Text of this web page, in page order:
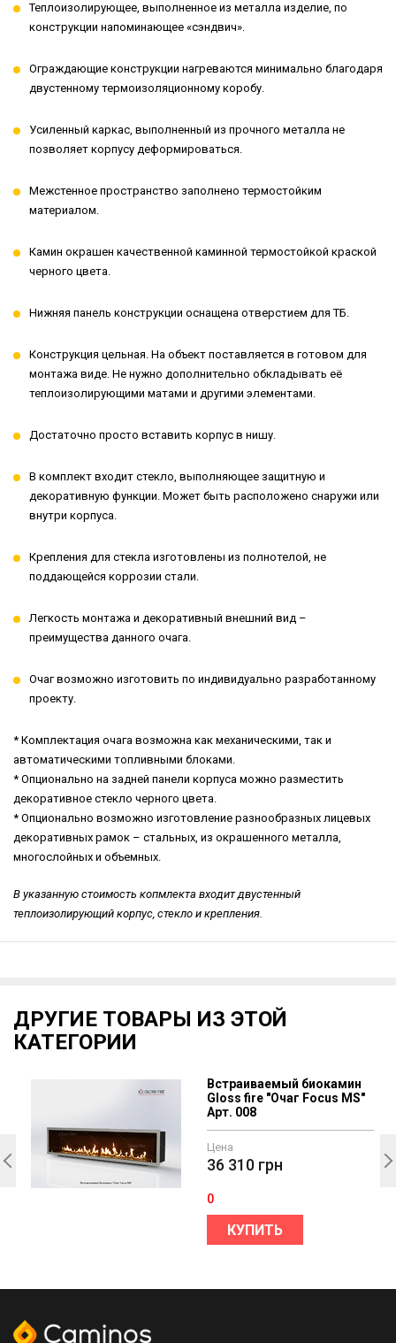
Теплоизолирующее, выполненное из металла изделие, по
конструкции напоминающее «сэндвич».
Ограждающие конструкции нагреваются минимально благодаря
двустенному термоизоляционному коробу.
Усиленный каркас, выполненный из прочного металла не
позволяет корпусу деформироваться.
Межстенное пространство заполнено термостойким
материалом.
Камин окрашен качественной каминной термостойкой краской
черного цвета.
Нижняя панель конструкции оснащена отверстием для ТБ.
Конструкция цельная. На объект поставляется в готовом для
монтажа виде. Не нужно дополнительно обкладывать её
теплоизолирующими матами и другими элементами.
Достаточно просто вставить корпус в нишу.
В комплект входит стекло, выполняющее защитную и
декоративную функции. Может быть расположено снаружи или
внутри корпуса.
Крепления для стекла изготовлены из полнотелой, не
поддающейся коррозии стали.
Легкость монтажа и декоративный внешний вид –
преимущества данного очага.
Очаг возможно изготовить по индивидуально разработанному
проекту.
* Комплектация очага возможна как механическими, так и
автоматическими топливными блоками.
* Опционально на задней панели корпуса можно разместить
декоративное стекло черного цвета.
* Опционально возможно изготовление разнообразных лицевых
декоративных рамок – стальных, из окрашенного металла,
многослойных и объемных.
В указанную стоимость копмлекта входит двустенный
теплоизолирующий корпус, стекло и крепления.
ДРУГИЕ ТОВАРЫ ИЗ ЭТОЙ
КАТЕГОРИИ
Встраиваемый биокамин
Gloss fire "Очаг Focus MS"
Арт. 008
Цена
36 310 грн
0
КУПИТЬ